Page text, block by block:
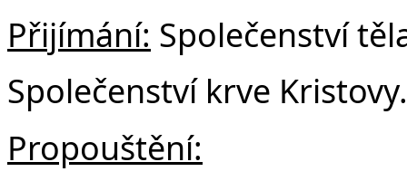
Přijímání: Společenství
Společenství krve Kristovy.
Propouštění: